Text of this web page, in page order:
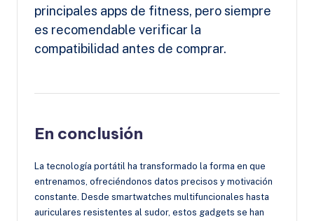
principales apps de fitness, pero siempre
es recomendable verificar la
compatibilidad antes de comprar.
En conclusión
La tecnología portátil ha transformado la forma en que
entrenamos, ofreciéndonos datos precisos y motivación
constante. Desde smartwatches multifuncionales hasta
auriculares resistentes al sudor, estos gadgets se han